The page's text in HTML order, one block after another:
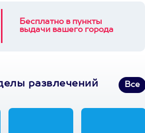
Бесплатно в пункты
выдачи вашего города
развлечений Все